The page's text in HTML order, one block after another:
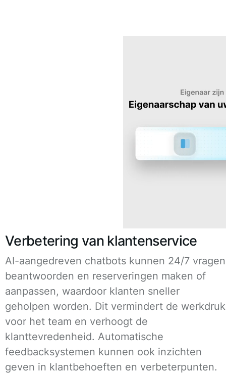
Verbetering van klantenservice
AI-aangedreven chatbots kunnen 24/7 vragen
beantwoorden en reserveringen maken of
aanpassen, waardoor klanten sneller
geholpen worden. Dit vermindert de werkdruk
voor het team en verhoogt de
klanttevredenheid. Automatische
feedbacksystemen kunnen ook inzichten
geven in klantbehoeften en verbeterpunten.